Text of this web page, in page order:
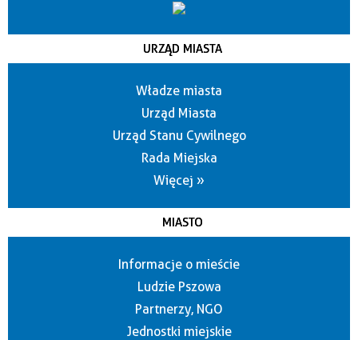
URZĄD MIASTA
Władze miasta
Urząd Miasta
Urząd Stanu Cywilnego
Rada Miejska
Więcej »
MIASTO
Informacje o mieście
Ludzie Pszowa
Partnerzy, NGO
Jednostki miejskie